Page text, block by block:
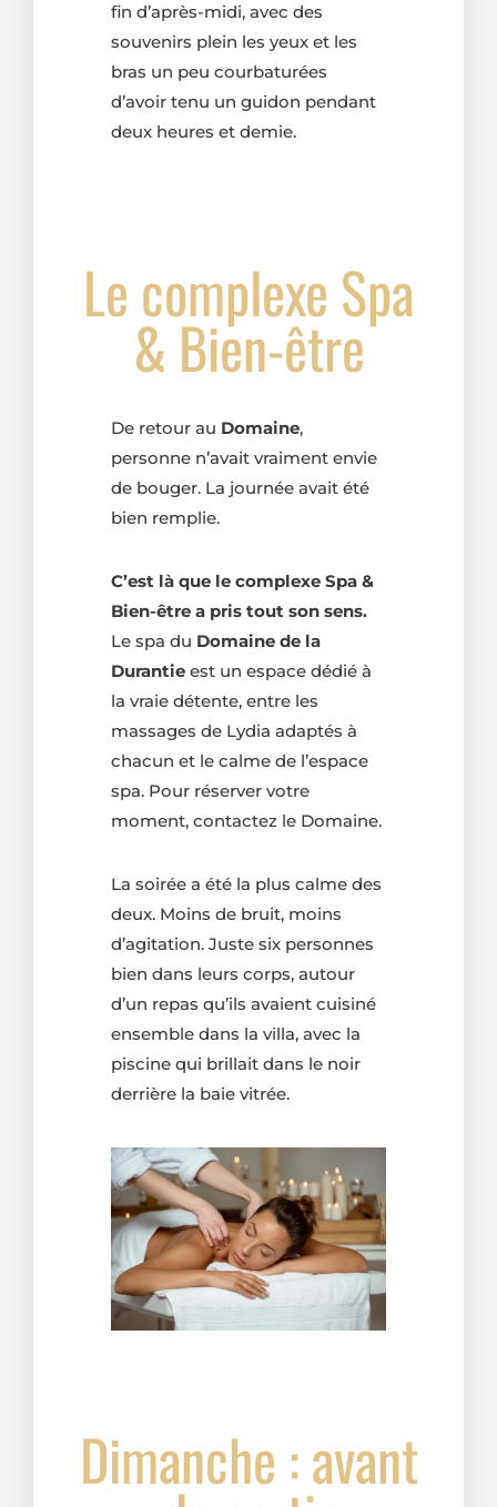
fin d’après-midi, avec des
souvenirs plein les yeux et les
bras un peu courbaturées
d’avoir tenu un guidon pendant
deux heures et demie.
Le complexe Spa
& Bien-être
De retour au Domaine,
personne n’avait vraiment envie
de bouger. La journée avait été
bien remplie.
C’est là que le complexe Spa &
Bien-être a pris tout son sens.
Le spa du Domaine de la
Durantie est un espace dédié à
la vraie détente, entre les
massages de Lydia adaptés à
chacun et le calme de l’espace
spa. Pour réserver votre
moment, contactez le Domaine.
La soirée a été la plus calme des
deux. Moins de bruit, moins
d’agitation. Juste six personnes
bien dans leurs corps, autour
d’un repas qu’ils avaient cuisiné
ensemble dans la villa, avec la
piscine qui brillait dans le noir
derrière la baie vitrée.
Dimanche : avant